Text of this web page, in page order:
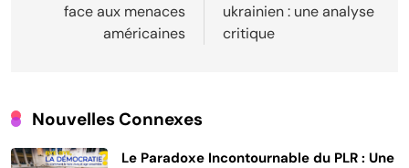
face aux menaces
américaines
ukrainien : une analyse
critique
Nouvelles Connexes
Le Paradoxe Incontournable du PLR : Une